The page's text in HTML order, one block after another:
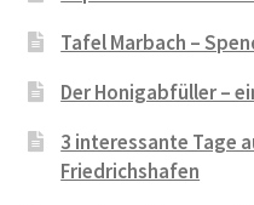
Tafel Marbach –
Der Honigabfüller –
3 interessante Tage
Friedrichshafen